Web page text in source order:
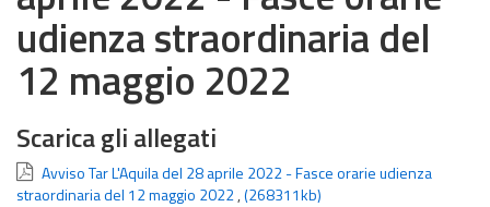
udienza straordinaria del
12 maggio 2022
Scarica gli allegati
Avviso Tar L'Aquila del 28 aprile 2022 - Fasce orarie udienza
straordinaria del 12 maggio 2022,(268311kb)